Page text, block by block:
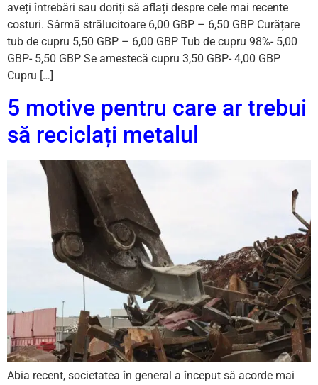
aveți întrebări sau doriți să aflați despre cele mai recente
costuri. Sârmă strălucitoare 6,00 GBP – 6,50 GBP Curățare
tub de cupru 5,50 GBP – 6,00 GBP Tub de cupru 98%- 5,00
GBP- 5,50 GBP Se amestecă cupru 3,50 GBP- 4,00 GBP
Cupru […]
5 motive pentru care ar trebui
să reciclați metalul
Abia recent, societatea în general a început să acorde mai